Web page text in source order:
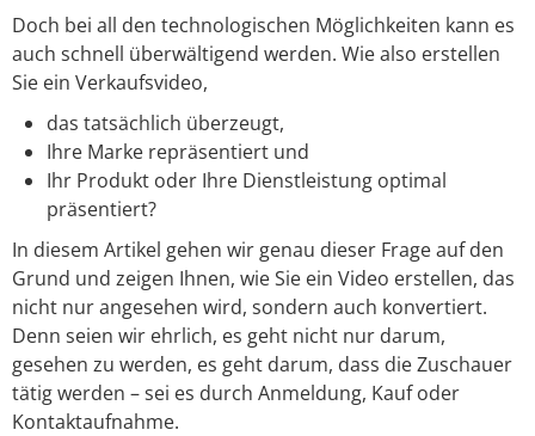
Doch bei all den technologischen Möglichkeiten kann es
auch schnell überwältigend werden. Wie also erstellen
Sie ein Verkaufsvideo,
das tatsächlich überzeugt,
Ihre Marke repräsentiert und
Ihr Produkt oder Ihre Dienstleistung optimal
präsentiert?
In diesem Artikel gehen wir genau dieser Frage auf den
Grund und zeigen Ihnen, wie Sie ein Video erstellen, das
nicht nur angesehen wird, sondern auch konvertiert.
Denn seien wir ehrlich, es geht nicht nur darum,
gesehen zu werden, es geht darum, dass die Zuschauer
tätig werden – sei es durch Anmeldung, Kauf oder
Kontaktaufnahme.